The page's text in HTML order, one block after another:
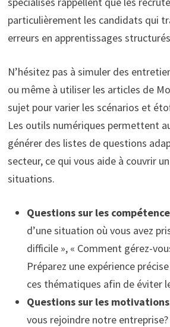
particulièrement les candidats qui
erreurs en apprentissages
N’hésitez pas à simuler des
ou même à utiliser les articles de
sujet pour varier les scénarios et
Les outils numériques permettent
générer des listes de questions
secteur, ce qui vous aide à couvrir
situations.
Questions sur les
d’une situation où vous avez
difficile », « Comment gérez-
Préparez une expérience
ces thématiques afin de éviter
Questions sur les motivations
vous rejoindre notre entreprise?